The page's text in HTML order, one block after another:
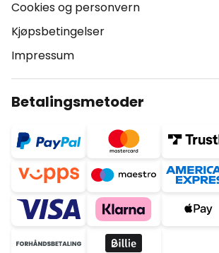
Cookies og personvern
Kjøpsbetingelser
Impressum
Betalingsmetoder